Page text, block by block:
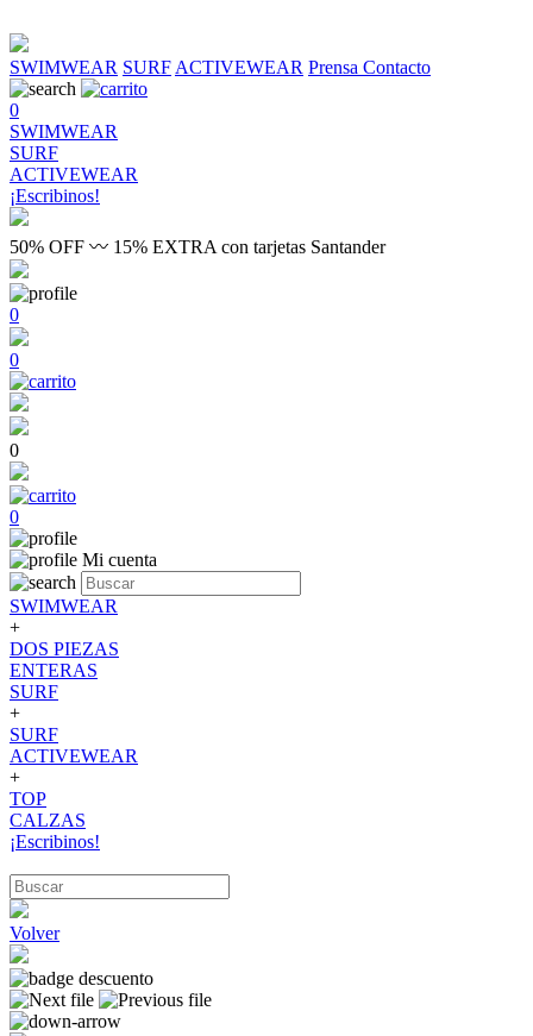
SWIMWEAR SURF ACTIVEWEAR Prensa Contacto
0
SWIMWEAR
SURF
ACTIVEWEAR
¡Escribinos!
50% OFF 〰 15% EXTRA con tarjetas Santander
0
0
0
0
Mi cuenta
SWIMWEAR
+
DOS PIEZAS
ENTERAS
SURF
+
SURF
ACTIVEWEAR
+
TOP
CALZAS
¡Escribinos!
Volver